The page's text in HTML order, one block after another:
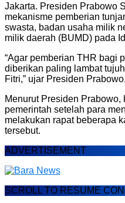
Jakarta. Presiden Prabowo
mekanisme pemberian
swasta, badan usaha milik
milik daerah (BUMD) pada
“Agar pemberian THR bagi
diberikan paling lambat
Fitri,” ujar Presiden
Menurut Presiden Prabowo,
pemerintah setelah para
melakukan rapat beberapa
tersebut.
ADVERTISEMENT
SCROLL TO RESUME